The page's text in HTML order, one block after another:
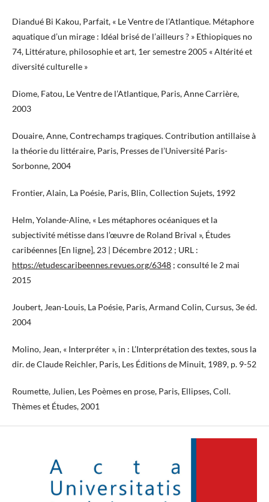
Diandué Bi Kakou, Parfait, « Le Ventre de l’Atlantique. Métaphore
aquatique d’un mirage : Idéal brisé de l’ailleurs ? » Ethiopiques no
74, Littérature, philosophie et art, 1er semestre 2005 « Altérité et
diversité culturelle »
Diome, Fatou, Le Ventre de l’Atlantique, Paris, Anne Carrière,
2003
Douaire, Anne, Contrechamps tragiques. Contribution antillaise à
la théorie du littéraire, Paris, Presses de l’Université Paris-
Sorbonne, 2004
Frontier, Alain, La Poésie, Paris, Blin, Collection Sujets, 1992
Helm, Yolande-Aline, « Les métaphores océaniques et la
subjectivité métisse dans l’œuvre de Roland Brival », Études
caribéennes [En ligne], 23 | Décembre 2012 ; URL :
https://etudescaribeennes.revues.org/6348 ; consulté le 2 mai
2015
Joubert, Jean-Louis, La Poésie, Paris, Armand Colin, Cursus, 3e éd.
2004
Molino, Jean, « Interpréter », in : L’Interprétation des textes, sous la
dir. de Claude Reichler, Paris, Les Éditions de Minuit, 1989, p. 9-52
Roumette, Julien, Les Poèmes en prose, Paris, Ellipses, Coll.
Thèmes et Études, 2001